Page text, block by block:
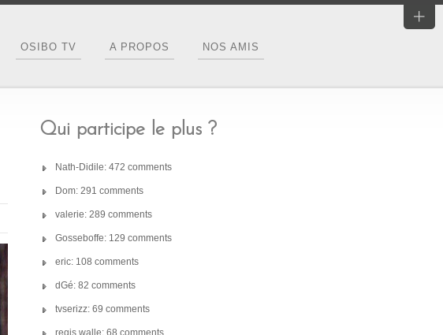
OSIBO TV A PROPOS NOS AMIS
Qui participe le plus ?
Nath-Didile: 472 comments
Dom: 291 comments
valerie: 289 comments
Gosseboffe: 129 comments
eric: 108 comments
dGé: 82 comments
tvserizz: 69 comments
regis walle: 68 comments